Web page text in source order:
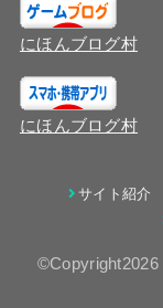
にほんブログ村
にほんブログ村
サイト紹介
©Copyright2026